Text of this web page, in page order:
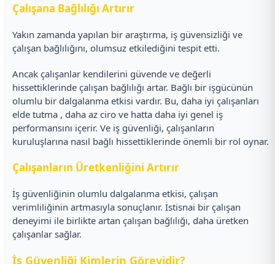
Çalışana Bağlılığı Artırır
Yakın zamanda yapılan bir araştırma, iş güvensizliği ve
çalışan bağlılığını, olumsuz etkilediğini tespit etti.
Ancak çalışanlar kendilerini güvende ve değerli
hissettiklerinde çalışan bağlılığı artar. Bağlı bir işgücünün
olumlu bir dalgalanma etkisi vardır. Bu, daha iyi çalışanları
elde tutma , daha az ciro ve hatta daha iyi genel iş
performansını içerir. Ve iş güvenliği, çalışanların
kuruluşlarına nasıl bağlı hissettiklerinde önemli bir rol oynar.
Çalışanların Üretkenliğini Artırır
İş güvenliğinin olumlu dalgalanma etkisi, çalışan
verimliliğinin artmasıyla sonuçlanır. İstisnai bir çalışan
deneyimi ile birlikte artan çalışan bağlılığı, daha üretken
çalışanlar sağlar.
İş Güvenliği Kimlerin Görevidir?